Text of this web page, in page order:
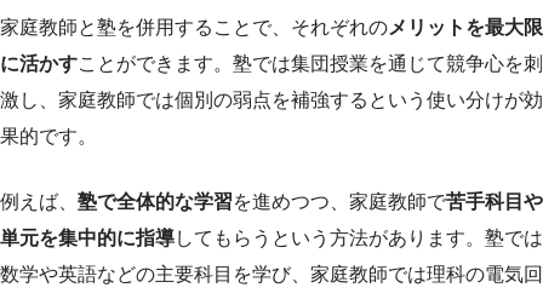
家庭教師と塾を併用することで、それぞれのメリットを最大限
に活かすことができます。塾では集団授業を通じて競争心を刺
激し、家庭教師では個別の弱点を補強するという使い分けが効
果的です。
例えば、 塾で全体的な学習を進めつつ、家庭教師で苦手科目や
単元を集中的に指導してもらうという方法があります。塾では
数学や英語などの主要科目を学び、家庭教師では理科の電気回